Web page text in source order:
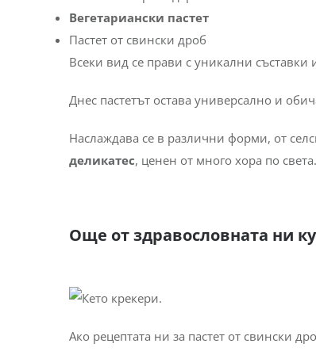
Вегетариански пастет
Пастет от свински дроб
Всеки вид се прави с уникални съставки
Днес пастетът остава универсално и
Наслаждава се в различни форми, от
деликатес, ценен от много хора по света.
Още от здравословната ни
Ако рецептата ни за пастет от свински